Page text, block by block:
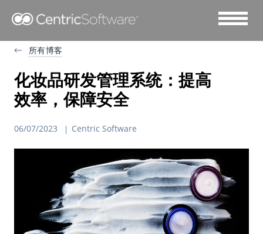
所有博客
化妆品研发管理系统：提高
效率，保障安全
06/07/2023 Centric Software